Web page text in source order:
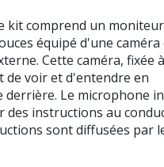
kit comprend un
équipé d'une
Cette caméra, fixée à
de voir et d'entendre en
derrière. Le microphone
des instructions au
sont diffusées par